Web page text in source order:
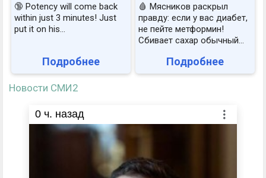
🔞 Potency will come back
within just 3 minutes! Just
put it on his…
Подробнее
🩸 Мясников раскрыл
правду: если у вас диабет,
не пейте метформин!
Сбивает сахар обычный...
Подробнее
Новости СМИ2
0 ч. назад